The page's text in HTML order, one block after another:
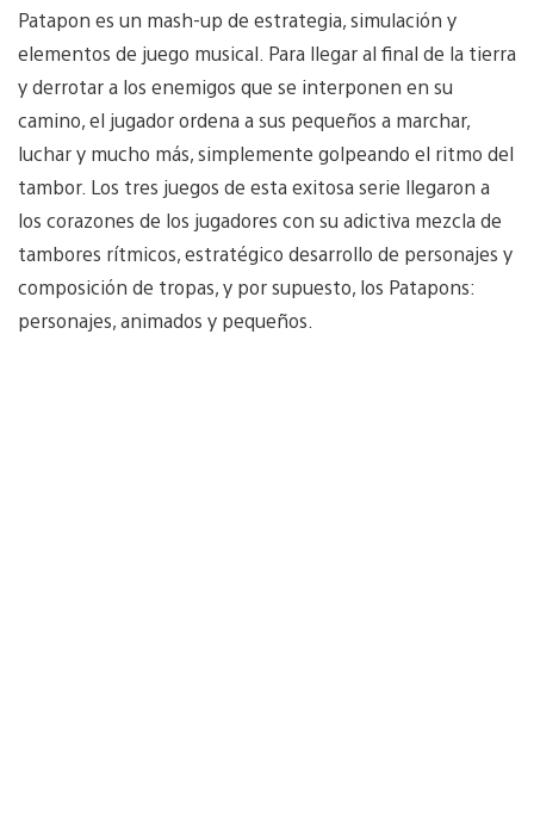
Patapon es un mash-up de estrategia, simulación y
elementos de juego musical. Para llegar al final de la tierra
y derrotar a los enemigos que se interponen en su
camino, el jugador ordena a sus pequeños a marchar,
luchar y mucho más, simplemente golpeando el ritmo del
tambor. Los tres juegos de esta exitosa serie llegaron a
los corazones de los jugadores con su adictiva mezcla de
tambores rítmicos, estratégico desarrollo de personajes y
composición de tropas, y por supuesto, los Patapons:
personajes, animados y pequeños.